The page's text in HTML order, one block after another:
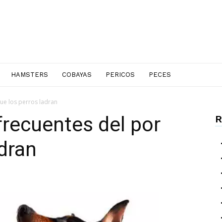
HAMSTERS COBAYAS PERICOS PECES
los perros ladran
del por